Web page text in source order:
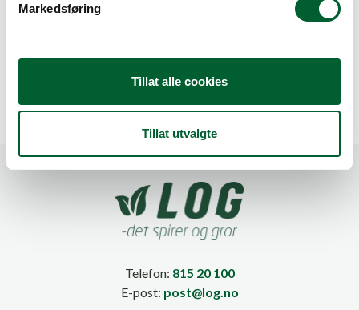
Markedsføring
Tillat alle cookies
Tillat utvalgte
LTR (12)
750ML
Telefon: 815 20 100
E-post: post@log.no